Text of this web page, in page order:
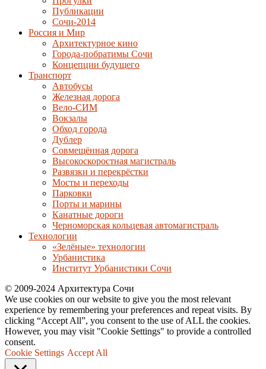
Публикации
Сочи-2014
Россия и Мир
Архитектурное кино
Города-побратимы Сочи
Концепции будущего
Транспорт
Автобусы
Железная дорога
Вело-СИМ
Вокзалы
Обход города
Дублер
Совмещённая дорога
Высокоскоростная магистраль
Развязки и перекрёстки
Мосты и переходы
Парковки
Порты и марины
Канатные дороги
Черноморская кольцевая автомагистраль
Технологии
«Зелёные» технологии
Урбанистика
Институт Урбанистики Сочи
© 2009-2024 Архитектура Сочи
We use cookies on our website to give you the most relevant
experience by remembering your preferences and repeat visits. By
clicking “Accept All”, you consent to the use of ALL the cookies.
However, you may visit "Cookie Settings" to provide a controlled
consent.
Cookie Settings Accept All